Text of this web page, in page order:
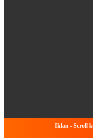
Iklan - Scroll